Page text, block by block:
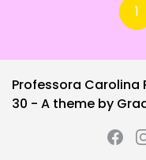
1
Professora Carolina
30 - A theme by